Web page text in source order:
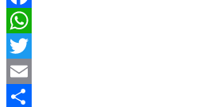
Facebook
WhatsApp
Twitter
Email